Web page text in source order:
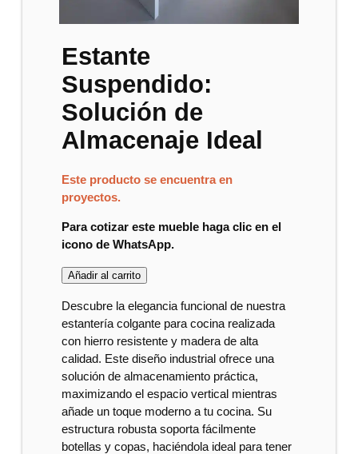
Estante
Suspendido:
Solución de
Almacenaje Ideal
Este producto se encuentra en
proyectos.
Para cotizar este mueble haga clic en el
icono de WhatsApp.
Añadir al carrito
Descubre la elegancia funcional de nuestra
estantería colgante para cocina realizada
con hierro resistente y madera de alta
calidad. Este diseño industrial ofrece una
solución de almacenamiento práctica,
maximizando el espacio vertical mientras
añade un toque moderno a tu cocina. Su
estructura robusta soporta fácilmente
botellas y copas, haciéndola ideal para tener